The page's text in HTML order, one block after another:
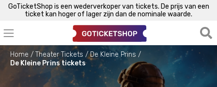
GoTicketShop is een wederverkoper van tickets. De prijs van een
ticket kan hoger of lager zijn dan de nominale waarde.
Home Theater Tickets
De Kleine Prins
De Kleine Prins tickets